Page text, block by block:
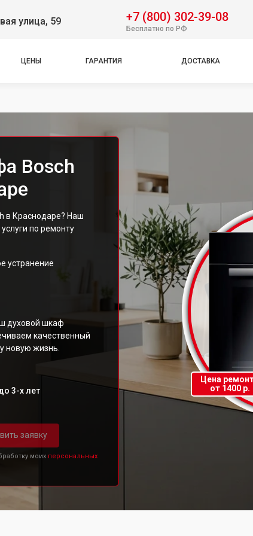
улица, 59 +7 (800) 302-39-08
Бесплатно по РФ
ЦЕНЫ ГАРАНТИЯ ДОСТАВКА
Bosch
в Краснодаре? Наш
по ремонту
устранение
духовой шкаф
качественный
новую жизнь.
3-х лет
заявку
моих персональных
Цена
от 1400 р.